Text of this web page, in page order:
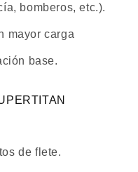
bomberos, etc.).
mayor carga
base.
de flete.